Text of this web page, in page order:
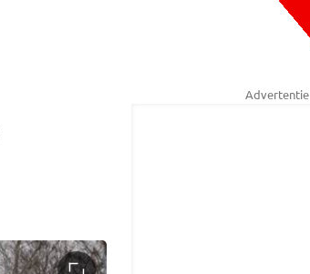
Advertentie